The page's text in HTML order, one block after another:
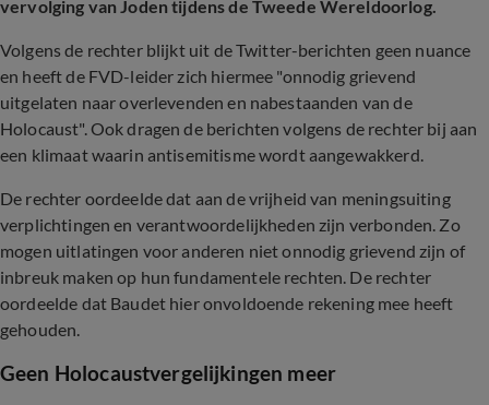
vervolging van Joden tijdens de Tweede Wereldoorlog.
Volgens de rechter blijkt uit de Twitter-berichten geen nuance
en heeft de FVD-leider zich hiermee "onnodig grievend
uitgelaten naar overlevenden en nabestaanden van de
Holocaust". Ook dragen de berichten volgens de rechter bij aan
een klimaat waarin antisemitisme wordt aangewakkerd.
De rechter oordeelde dat aan de vrijheid van meningsuiting
verplichtingen en verantwoordelijkheden zijn verbonden. Zo
mogen uitlatingen voor anderen niet onnodig grievend zijn of
inbreuk maken op hun fundamentele rechten. De rechter
oordeelde dat Baudet hier onvoldoende rekening mee heeft
gehouden.
Geen Holocaustvergelijkingen meer